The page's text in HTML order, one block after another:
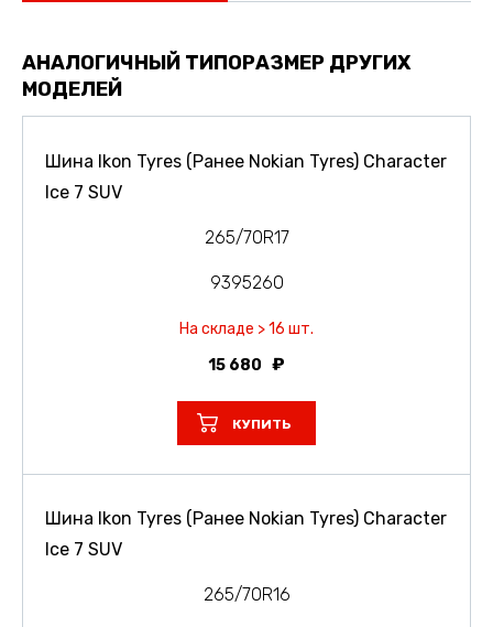
АНАЛОГИЧНЫЙ ТИПОРАЗМЕР ДРУГИХ
МОДЕЛЕЙ
Шина Ikon Tyres (Ранее Nokian Tyres) Character
Ice 7 SUV
265/70R17
9395260
На складе > 16 шт.
15 680
КУПИТЬ
Шина Ikon Tyres (Ранее Nokian Tyres) Character
Ice 7 SUV
265/70R16